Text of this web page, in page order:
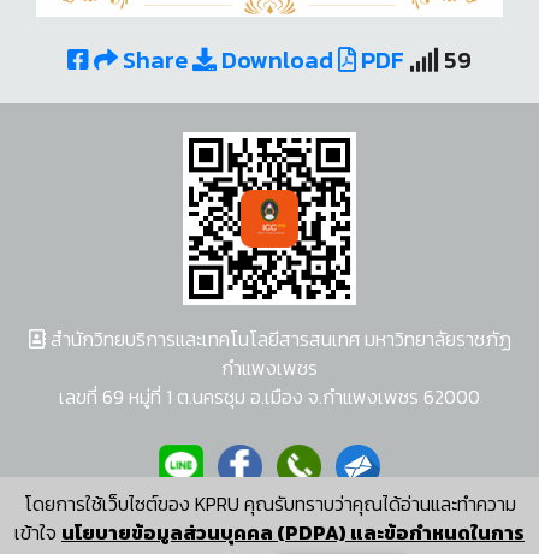
Share Download PDF 59
โดยการใช้เว็บไซต์ของ KPRU คุณรับทราบว่าคุณได้อ่านและทำความ
เข้าใจ นโยบายข้อมูลส่วนบุคคล (PDPA) และข้อกำหนดในการ
สำนักวิทยบริการและเทคโนโลยีสารสนเทศ มหาวิทยาลัยราชภัฏ
กำแพงเพชร
เลขที่ 69 หมู่ที่ 1 ต.นครชุม อ.เมือง จ.กำแพงเพชร 62000
ผู้พัฒนาระบบ อนุชา พวงผกา